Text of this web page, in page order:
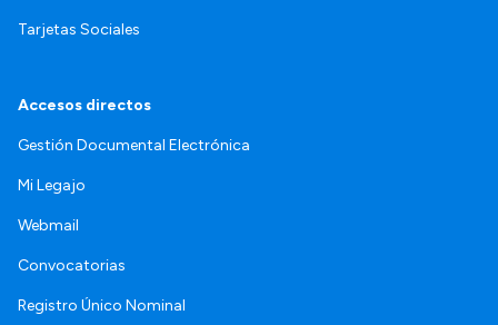
Tarjetas Sociales
Accesos directos
Gestión Documental Electrónica
Mi Legajo
Webmail
Convocatorias
Registro Único Nominal